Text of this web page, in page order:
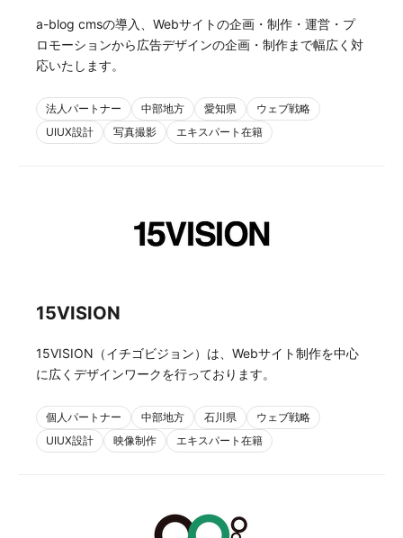
a-blog cmsの導入、Webサイトの企画・制作・運営・プ
ロモーションから広告デザインの企画・制作まで幅広く対
応いたします。
法人パートナー 中部地方 愛知県
ウェブ戦略
UIUX設計
写真撮影 エキスパート在籍
15VISION
15VISION（イチゴビジョン）は、Webサイト制作を中心
に広くデザインワークを行っております。
個人パートナー 中部地方 石川県
ウェブ戦略
UIUX設計
映像制作 エキスパート在籍